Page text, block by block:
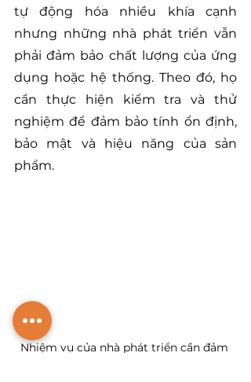
tự động hóa nhiều khía cạnh
nhưng những nhà phát triển vẫn
phải đảm bảo chất lượng của ứng
dụng hoặc hệ thống. Theo đó, họ
cần thực hiện kiểm tra và thử
nghiệm để đảm bảo tính ổn định,
bảo mật và hiệu năng của sản
phẩm.
Nhiệm vụ của nhà phát triển cần đảm